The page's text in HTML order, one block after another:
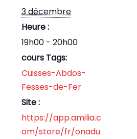
3 décembre
Heure :
19h00 - 20h00
cours Tags:
Cuisses-Abdos-
Fesses-de-Fer
Site :
https://app.amilia.c
om/store/fr/onadu